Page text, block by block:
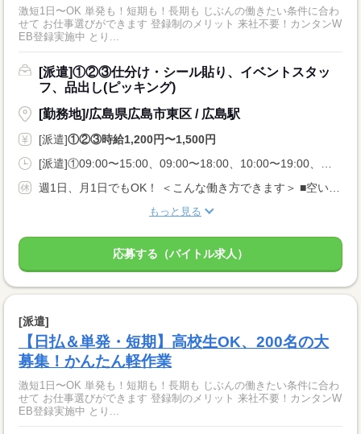
激短1日〜OK 単発も！短期も！長期も じぶんの働きたい条件に合わ
せて お仕事選びができます 登録制のメリット 来社不要！カンタンW
EB登録実施中 とり...
[派遣]①②③仕分け・シール貼り、イベントスタッ
フ、品出し(ピッキング)
[勤務地]/広島県広島市東区 / 広島駅
[派遣]①②③時給1,200円〜1,500円
もっと見る
応募する（バイトル求人）
[派遣]
【日払＆単発・短期】高校生OK、200名の大
募集！かんたん軽作業
激短1日〜OK 単発も！短期も！長期も じぶんの働きたい条件に合わ
せて お仕事選びができます 登録制のメリット 来社不要！カンタンW
EB登録実施中 とり...